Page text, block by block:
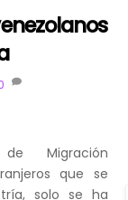
Migración
que se
solo se ha